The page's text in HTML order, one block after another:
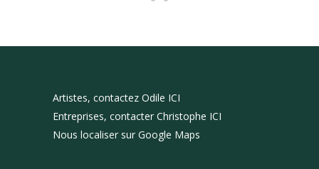
Artistes, contactez Odile ICI
Entreprises, contacter Christophe ICI
Nous localiser sur Google Maps